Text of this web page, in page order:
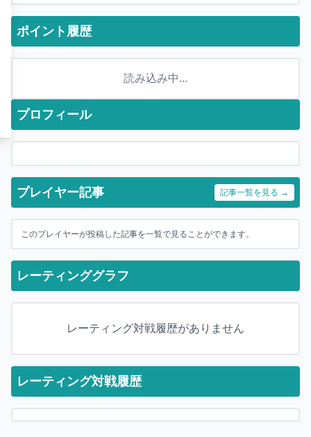
ポイント履歴
読み込み中...
プロフィール
プレイヤー記事 記事一覧を見る →
このプレイヤーが投稿した記事を一覧で見ることができます。
レーティンググラフ
レーティング対戦履歴がありません
レーティング対戦履歴